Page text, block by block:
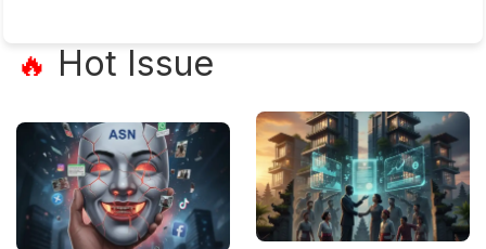
🔥 Hot Issue